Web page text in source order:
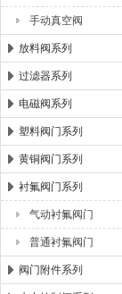
手动真空阀
放料阀系列
过滤器系列
电磁阀系列
塑料阀门系列
黄铜阀门系列
衬氟阀门系列
气动衬氟阀门
普通衬氟阀门
阀门附件系列